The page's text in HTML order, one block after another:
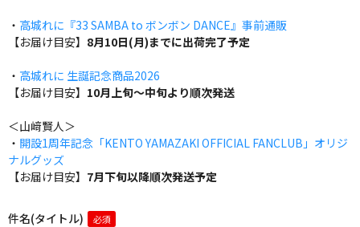
・ 高城れに『33 SAMBA to ボンボン DANCE』事前通販
【お届け目安】 8月10日(月)までに出荷完了予定
・ 高城れに 生誕記念商品2026
【お届け目安】 10月上旬～中旬より順次発送
＜山﨑賢人＞
・ 開設1周年記念「KENTO YAMAZAKI OFFICIAL FANCLUB」オリジ
ナルグッズ
【お届け目安】 7月下旬以降順次発送予定
件名(タイトル)